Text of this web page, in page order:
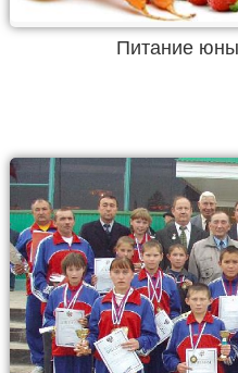
Питание